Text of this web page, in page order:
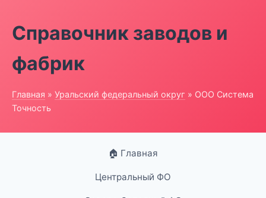
Справочник заводов и
фабрик
Главная » Уральский федеральный округ » ООО Система
Точность
🏠 Главная
Центральный ФО